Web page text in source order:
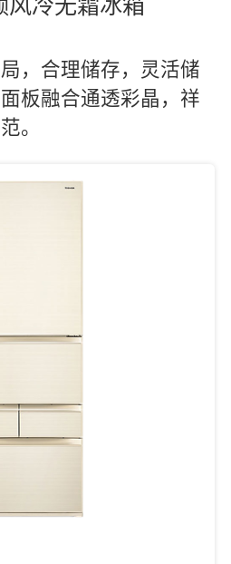
风冷无霜冰箱
，合理储存，灵活储
板融合通透彩晶，祥
。